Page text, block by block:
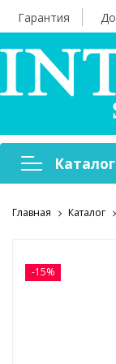
Гарантия
Главная Каталог
-15%